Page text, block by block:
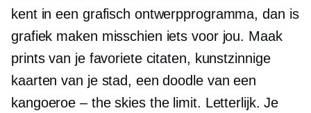
kent in een grafisch ontwerpprogramma, dan is
grafiek maken misschien iets voor jou. Maak
prints van je favoriete citaten, kunstzinnige
kaarten van je stad, een doodle van een
kangoeroe – the skies the limit. Letterlijk. Je